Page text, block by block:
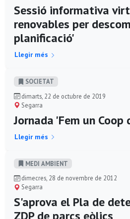
Sessió informativa
renovables per
planificació'
Llegir més
SOCIETAT
dimarts, 22 de octubre de 2019
Segarra
Jornada 'Fem un
Llegir més
MEDI AMBIENT
dimecres, 28 de novembre de 2012
Segarra
S'aprova el Pla de